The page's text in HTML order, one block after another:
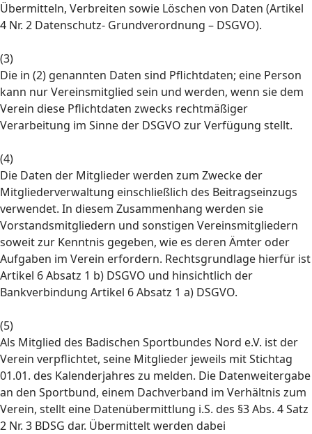
Übermitteln, Verbreiten sowie Löschen von Daten (Artikel
4 Nr. 2 Datenschutz- Grundverordnung – DSGVO).
(3)
Die in (2) genannten Daten sind Pflichtdaten; eine Person
kann nur Vereinsmitglied sein und werden, wenn sie dem
Verein diese Pflichtdaten zwecks rechtmäßiger
Verarbeitung im Sinne der DSGVO zur Verfügung stellt.
(4)
Die Daten der Mitglieder werden zum Zwecke der
Mitgliederverwaltung einschließlich des Beitragseinzugs
verwendet. In diesem Zusammenhang werden sie
Vorstandsmitgliedern und sonstigen Vereinsmitgliedern
soweit zur Kenntnis gegeben, wie es deren Ämter oder
Aufgaben im Verein erfordern. Rechtsgrundlage hierfür ist
Artikel 6 Absatz 1 b) DSGVO und hinsichtlich der
Bankverbindung Artikel 6 Absatz 1 a) DSGVO.
(5)
Als Mitglied des Badischen Sportbundes Nord e.V. ist der
Verein verpflichtet, seine Mitglieder jeweils mit Stichtag
01.01. des Kalenderjahres zu melden. Die Datenweitergabe
an den Sportbund, einem Dachverband im Verhältnis zum
Verein, stellt eine Datenübermittlung i.S. des §3 Abs. 4 Satz
2 Nr. 3 BDSG dar. Übermittelt werden dabei